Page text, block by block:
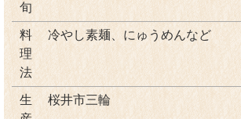
旬
料
理
法
冷やし素麺、にゅうめんなど
生
桜井市三輪